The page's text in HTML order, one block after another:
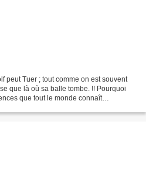
peut Tuer ; tout comme on est souvent
que là où sa balle tombe. !! Pourquoi
que tout le monde connaît